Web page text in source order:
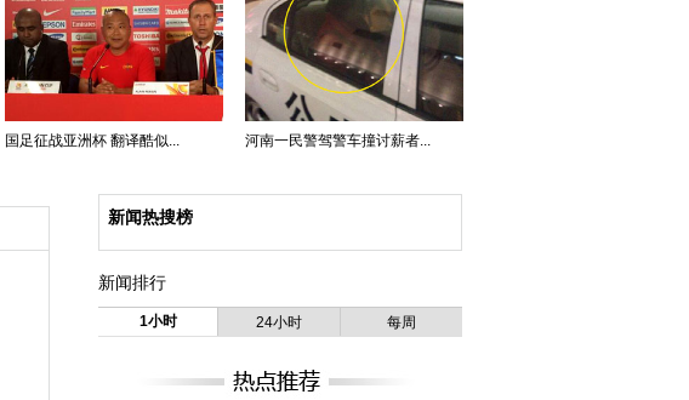
国足征战亚洲杯 翻译酷似... 河南一民警驾警车撞讨薪者...
新闻热搜榜
新闻排行
1小时 24小时 每周